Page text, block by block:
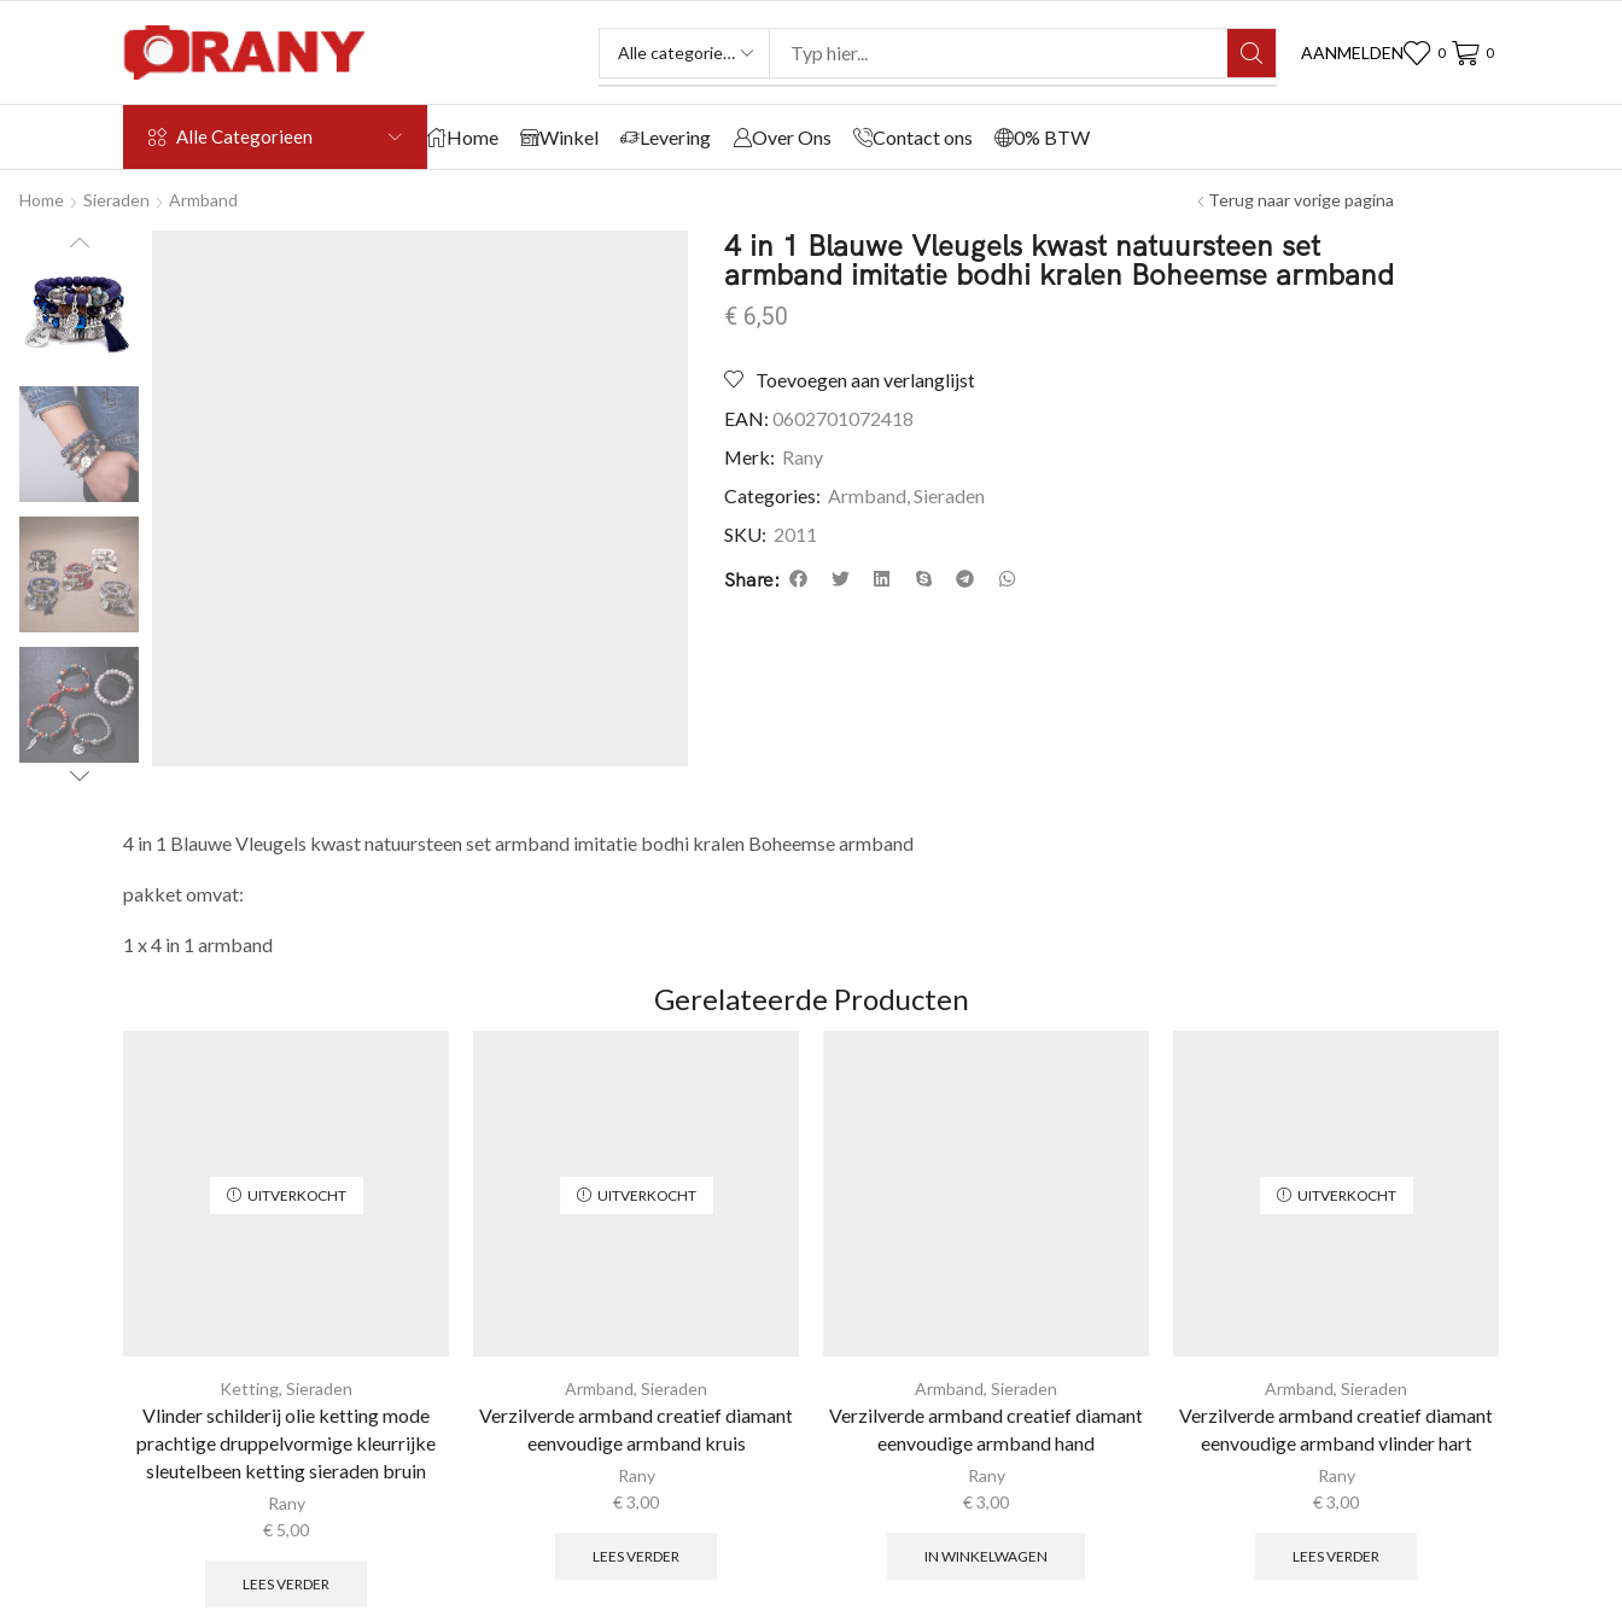
AANMELDEN 0 0
Alle Categorieen Home Winkel Levering Over Ons Contact ons 0% BTW
Home Sieraden Armband Terug naar vorige pagina
4 in 1 Blauwe Vleugels kwast natuursteen set
armband imitatie bodhi kralen Boheemse armband
€ 6,50
Toevoegen aan verlanglijst
EAN: 0602701072418
Merk: Rany
Categories: Armband,Sieraden
SKU: 2011
Share:
4 in 1 Blauwe Vleugels kwast natuursteen set armband imitatie bodhi kralen Boheemse armband
pakket omvat:
1 x 4 in 1 armband
Gerelateerde Producten
UITVERKOCHT
Ketting, Sieraden
Vlinder schilderij olie ketting mode
prachtige druppelvormige kleurrijke
sleutelbeen ketting sieraden bruin
Rany
€ 5,00
LEES VERDER
UITVERKOCHT
Armband, Sieraden
Verzilverde armband creatief diamant
eenvoudige armband kruis
Rany
€3,00
LEES VERDER
Armband, Sieraden
Verzilverde armband creatief diamant
eenvoudige armband hand
Rany
€3,00
IN WINKELWAGEN
UITVERKOCHT
Armband, Sieraden
Verzilverde armband creatief diamant
eenvoudige armband vlinder hart
Rany
€3,00
LEES VERDER